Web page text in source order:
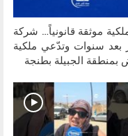
موثقة قانونياً… شركة
بعد سنوات وتدّعي ملكية
بمنطقة الجبيلة بطنجة